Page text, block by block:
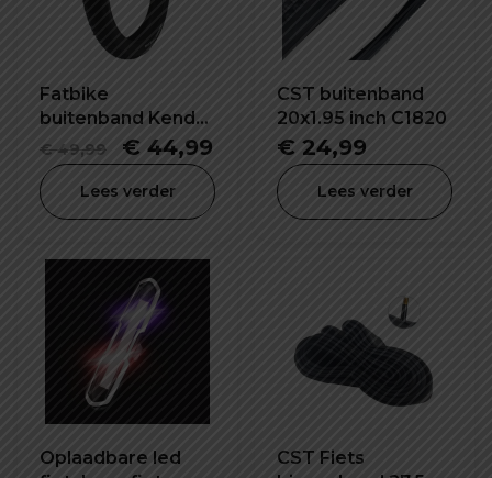
Fatbike
buitenband Kenda
26X4.0 inch K1188
€49,99
Oorspronkelijke
prijs
was:
€ 44,99 Huidige
prijs
is:
Lees verder
CST buitenband
20x1.95 inch C1820
€ 24,99
Lees verder
Oplaadbare led
CST Fiets